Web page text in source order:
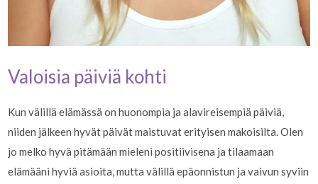
Valoisia päiviä kohti
Kun välillä elämässä on huonompia ja alavireisempiä päiviä,
niiden jälkeen hyvät päivät maistuvat erityisen makoisilta. Olen
jo melko hyvä pitämään mieleni positiivisena ja tilaamaan
elämääni hyviä asioita, mutta välillä epäonnistun ja vaivun syviin